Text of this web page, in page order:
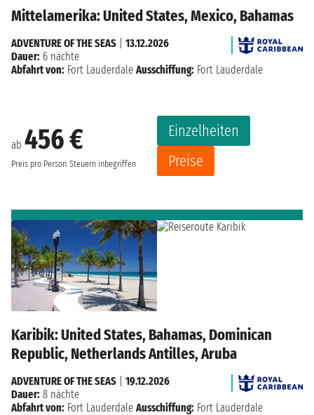
Mittelamerika: United States, Mexico, Bahamas
ab 456 €
Preis pro Person Steuern inbegriffen
Einzelheiten
Preise
ADVENTURE OF THE SEAS
13.12.2026
Dauer: 6 nächte
Abfahrt von: Fort Lauderdale Ausschiffung: Fort Lauderdale
Karibik: United States, Bahamas, Dominican
Republic, Netherlands Antilles, Aruba
ADVENTURE OF THE SEAS
19.12.2026
Dauer: 8 nächte
Abfahrt von: Fort Lauderdale Ausschiffung: Fort Lauderdale